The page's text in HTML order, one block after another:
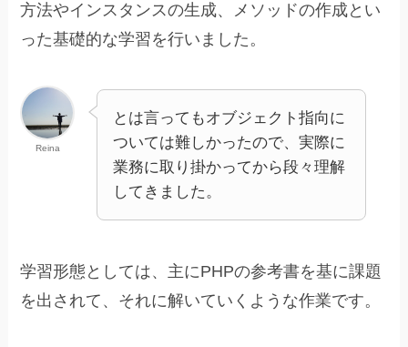
方法やインスタンスの生成、メソッドの作成とい
った基礎的な学習を行いました。
Reina
とは言ってもオブジェクト指向に
ついては難しかったので、実際に
業務に取り掛かってから段々理解
してきました。
学習形態としては、主にPHPの参考書を基に課題
を出されて、それに解いていくような作業です。